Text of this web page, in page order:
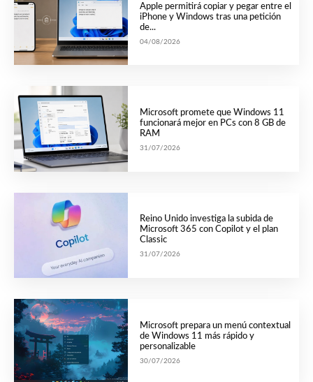
Apple permitirá copiar y pegar entre el
iPhone y Windows tras una petición
de...
04/08/2026
Microsoft promete que Windows 11
funcionará mejor en PCs con 8 GB de
RAM
31/07/2026
Reino Unido investiga la subida de
Microsoft 365 con Copilot y el plan
Classic
31/07/2026
Microsoft prepara un menú contextual
de Windows 11 más rápido y
personalizable
30/07/2026